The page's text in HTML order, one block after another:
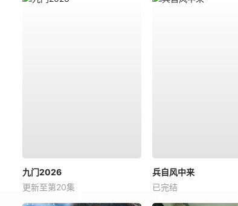
九门2026
更新至第20集
兵自风中来
已完结